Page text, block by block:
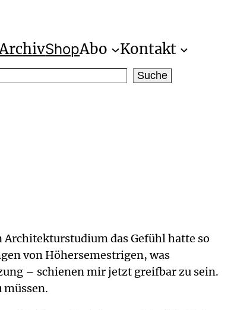
ShopAbo Kontakt
Suche
Architekturstudium das Gefühl hatte so
von Höhersemestrigen, was
– schienen mir jetzt greifbar zu sein.
müssen.